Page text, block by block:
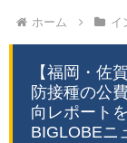
ホーム イ
【福岡・佐
防接種の公
向レポート
BIGLOBEニ